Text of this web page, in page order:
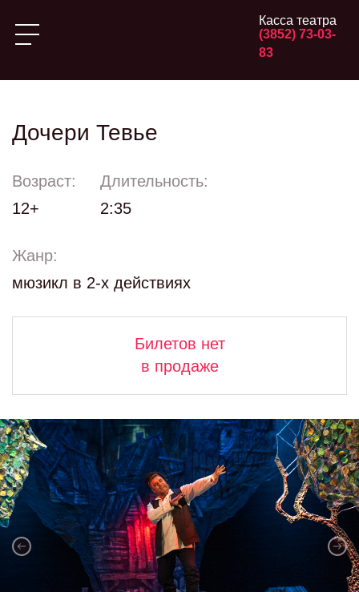
Касса театра
(3852) 73-03-
83
Дочери Тевье
Возраст:
12+
Длительность:
2:35
Жанр:
мюзикл в 2-х действиях
Билетов нет
в продаже